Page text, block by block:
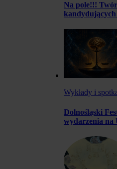
Na pole!!!
Wykłady i
Dolnośląski
wydarzenia na